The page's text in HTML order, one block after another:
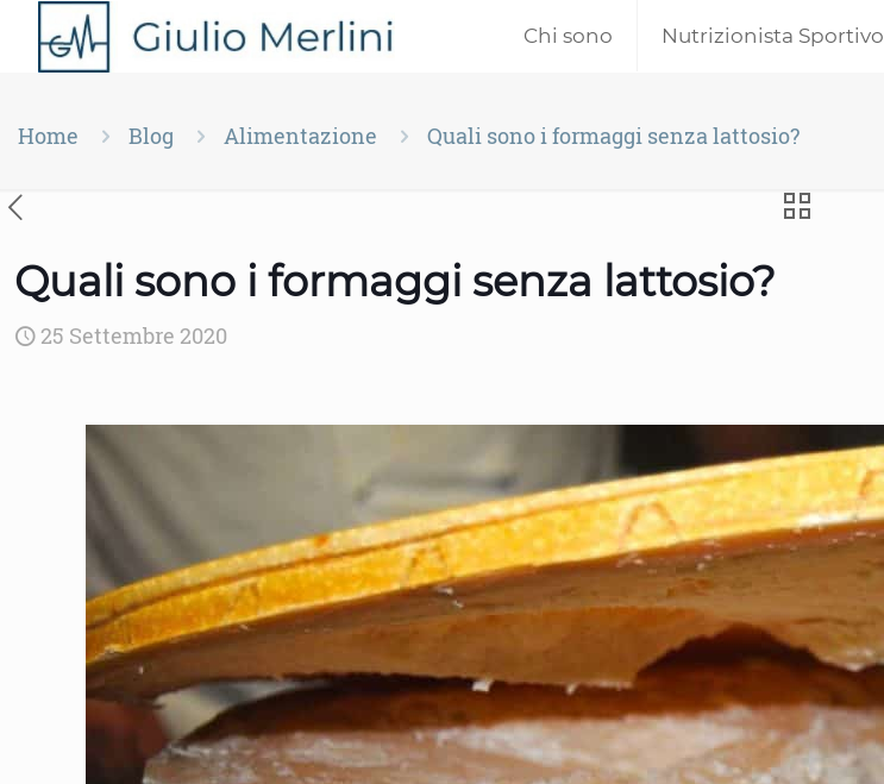
Chi sono Nutrizionista Sportivo
Home Blog Alimentazione Quali sono i formaggi senza lattosio?
Quali sono i formaggi senza lattosio?
25 Settembre 2020